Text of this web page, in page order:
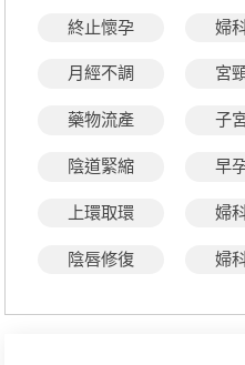
終止懷孕 婦
月經不調 宮
藥物流產 子
陰道緊縮 早
上環取環 婦
陰唇修復 婦